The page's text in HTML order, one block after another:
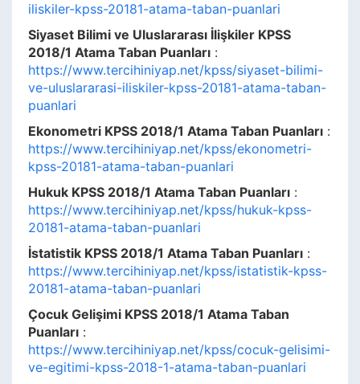
iliskiler-kpss-20181-atama-taban-puanlari
Siyaset Bilimi ve Uluslararası İlişkiler KPSS
2018/1 Atama Taban Puanları :
https://www.tercihiniyap.net/kpss/siyaset-bilimi-
ve-uluslararasi-iliskiler-kpss-20181-atama-taban-
puanlari
Ekonometri KPSS 2018/1 Atama Taban Puanları :
https://www.tercihiniyap.net/kpss/ekonometri-
kpss-20181-atama-taban-puanlari
Hukuk KPSS 2018/1 Atama Taban Puanları :
https://www.tercihiniyap.net/kpss/hukuk-kpss-
20181-atama-taban-puanlari
İstatistik KPSS 2018/1 Atama Taban Puanları :
https://www.tercihiniyap.net/kpss/istatistik-kpss-
20181-atama-taban-puanlari
Çocuk Gelişimi KPSS 2018/1 Atama Taban
Puanları :
https://www.tercihiniyap.net/kpss/cocuk-gelisimi-
ve-egitimi-kpss-2018-1-atama-taban-puanlari